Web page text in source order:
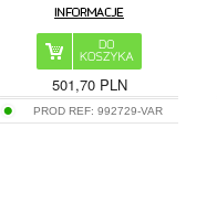
501,70 PLN
PROD REF: 992729-VAR